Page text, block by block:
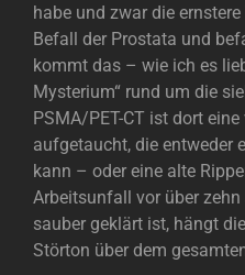
habe und zwar die
Befall der Prostata und
kommt das – wie ich es
Mysterium“ rund um die
PSMA/PET-CT ist dort
aufgetaucht, die entweder
kann – oder eine alte
Arbeitsunfall vor über
sauber geklärt ist, hängt
Störton über dem